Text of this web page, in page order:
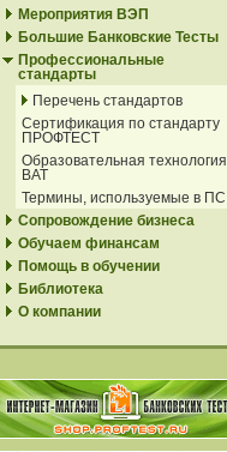
Мероприятия ВЭП
Большие Банковские Тесты
Профессиональные
стандарты
Перечень стандартов
Сертификация по стандарту
ПРОФТЕСТ
Образовательная технология
ВАТ
Термины, используемые в ПС
Сопровождение бизнеса
Обучаем финансам
Помощь в обучении
Библиотека
О компании